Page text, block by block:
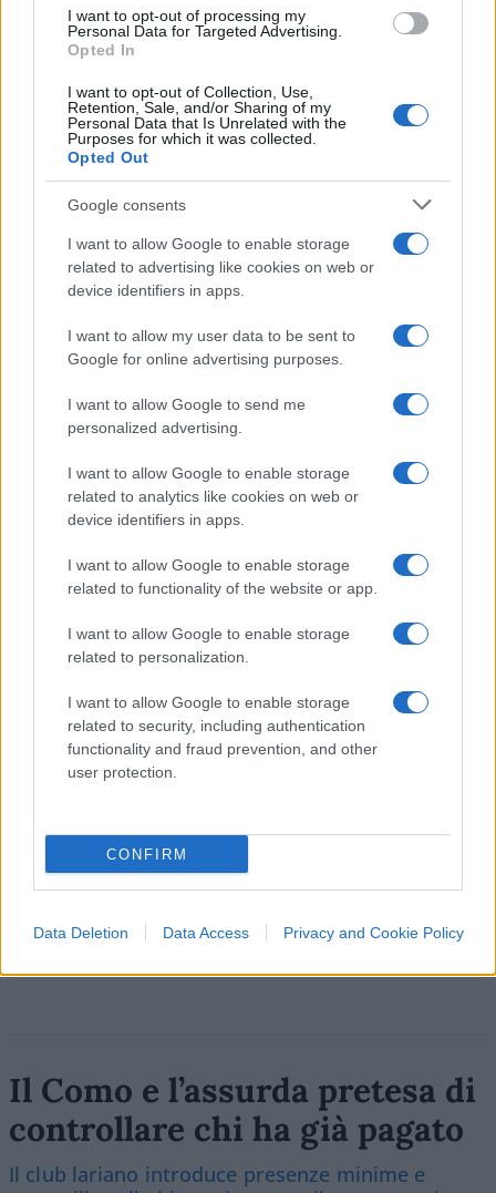
I want to opt-out of processing my
Personal Data for Targeted Advertising.
Opted In
I want to opt-out of Collection, Use,
Retention, Sale, and/or Sharing of my
Personal Data that Is Unrelated with the
Purposes for which it was collected.
Opted Out
Google consents
I want to allow Google to enable storage
related to advertising like cookies on web or
device identifiers in apps.
I want to allow my user data to be sent to
Google for online advertising purposes.
I want to allow Google to send me
personalized advertising.
I want to allow Google to enable storage
related to analytics like cookies on web or
device identifiers in apps.
I want to allow Google to enable storage
related to functionality of the website or app.
I want to allow Google to enable storage
related to personalization.
I want to allow Google to enable storage
related to security, including authentication
functionality and fraud prevention, and other
user protection.
CONFIRM
Data Deletion Data Access Privacy and Cookie Policy
rinunciato a essere ciò che siamo o meglio che
eravamo la culla della civiltà. E una civiltà certo si
non prima di avere avuto un moto di indignazione
collettiva per 20 bambini fucilati.
Ci stiamo estinguendo da soli, ma niente, tutti i
sondaggi dicono che alla maggioranza degli
italiani di questo non viene fraga niente. E allora
si spiega perché alle manifestazioni per il
prossimo 25 aprile i partigiani hanno invitato
diavolo centrano questi con la Festa di
Liberazione – ma neppure un ucraino. Piuttosto
questi invitano l’orso. Di più non mi stupirei se
l’orso diventasse il nuovo eroe della resistenza, o
meglio della mollezza.
#ALESSANDRO SALLUSTI
Leggi i commenti
SEDUTE SATIRICHE
Vai all'archivio delle vignette
Il Como e l’assurda pretesa di
controllare chi ha già pagato
Il club lariano introduce presenze minime e